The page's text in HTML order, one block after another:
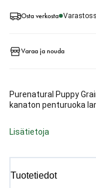
Osta verkosta
Varaa ja nouda
Purenatural Puppy
kanaton penturuoka
Lisätietoja
Tuotetiedot